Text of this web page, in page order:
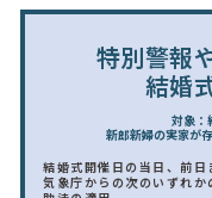
特別警報
結婚
対象：
新郎新婦の実家が
結婚式開催日の当日、前
気象庁からの次のいずれ